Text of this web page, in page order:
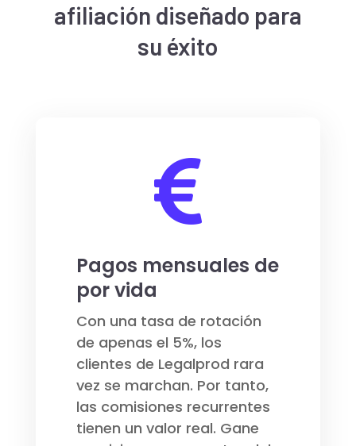
afiliación diseñado para
su éxito

Pagos mensuales de
por vida
Con una tasa de rotación
de apenas el 5%, los
clientes de Legalprod rara
vez se marchan. Por tanto,
las comisiones recurrentes
tienen un valor real. Gane